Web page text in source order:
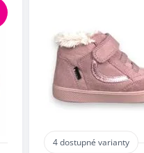
4 dostupné varianty